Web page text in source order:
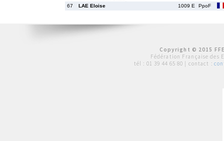
67
LAE Eloise 1009 E PpoF
Copyright © 2015
Fédération Française des
tél : 01 39 44 65 80 | contact :